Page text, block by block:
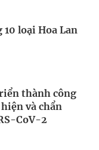
loại Hoa Lan
thành công
và chẩn
CoV-2